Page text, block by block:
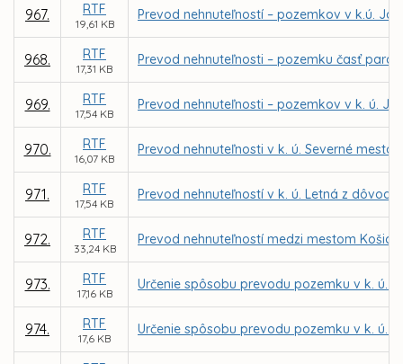
967. RTF
19,61 KB
Prevod nehnuteľností – pozemkov v k.ú.
968. RTF
17,31 KB
Prevod nehnuteľnosti – pozemku časť parc.
969. RTF
17,54 KB
Prevod nehnuteľnosti – pozemkov v k. ú.
970. RTF
16,07 KB
Prevod nehnuteľnosti v k. ú. Severné mesto
971. RTF
17,54 KB
Prevod nehnuteľností v k. ú. Letná z dôvodu
972. RTF
33,24 KB
Prevod nehnuteľností medzi mestom
973. RTF
17,16 KB
Určenie spôsobu prevodu pozemku v k. ú.
974. RTF
17,6 KB
Určenie spôsobu prevodu pozemku v k. ú.